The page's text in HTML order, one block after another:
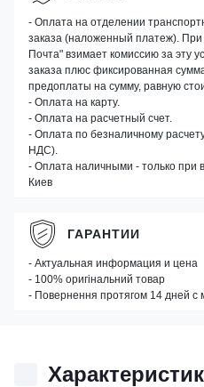
- Оплата на отделении
заказа (наложенный платеж). При
Почта" взимает комиссию за эту
заказа плюс фиксированная
предоплаты на сумму, равную
- Оплата на карту.
- Оплата на расчетный счет.
- Оплата по безналичному
НДС).
- Оплата наличными - только при
Киев
ГАРАНТИИ
- Актуальная информация и цена
- 100% оригінальний товар
- Повернення протягом 14 дней